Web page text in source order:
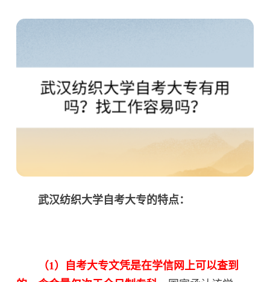
武汉纺织大学自考大专的特点：
（1）自考大专文凭是在学信网上可以查到